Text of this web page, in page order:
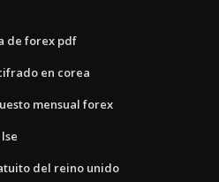
de forex pdf
en corea
mensual forex
del reino unido